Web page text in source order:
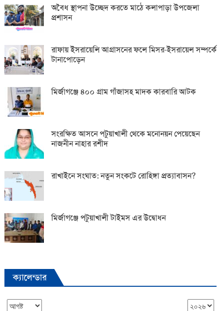
অবৈধ স্থাপনা উচ্ছেদ করতে মাঠে কলাপাড়া উপজেলা
প্রশাসন
রাফায় ইসরায়েলি আগ্রাসনের ফলে মিসর-ইসরায়েল সম্পর্কে
টানাপোড়েন
মির্জাগঞ্জে ৪০০ গ্রাম গাঁজাসহ মাদক কারবারি আটক
সংরক্ষিত আসনে পটুয়াখালী থেকে মনোনয়ন পেয়েছেন
নাজনীন নাহার রশীদ
রাখাইনে সংঘাত: নতুন সংকটে রোহিঙ্গা প্রত্যাবাসন?
মির্জাগঞ্জে পটুয়াখালী টাইমস এর উদ্বোধন
ক্যালেন্ডার